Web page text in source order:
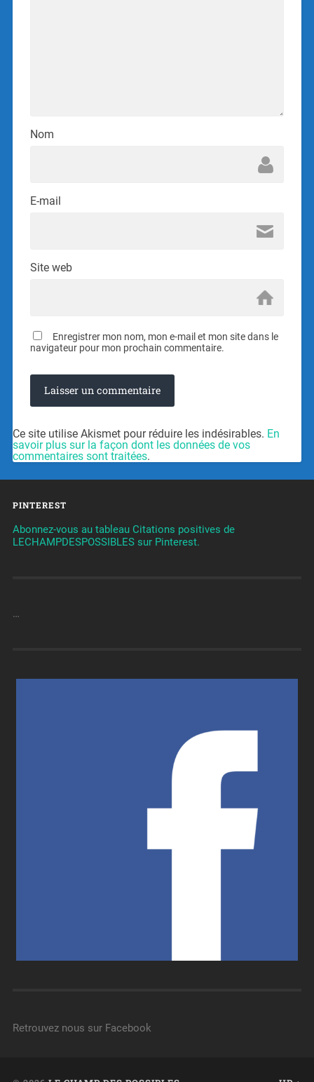
Nom
E-mail
Site web
Enregistrer mon nom, mon e-mail et mon site dans le
navigateur pour mon prochain commentaire.
Ce site utilise Akismet pour réduire les indésirables. En
savoir plus sur la façon dont les données de vos
commentaires sont traitées.
PINTEREST
Abonnez-vous au tableau Citations positives de
LECHAMPDESPOSSIBLES sur Pinterest.
…
Retrouvez nous sur Facebook